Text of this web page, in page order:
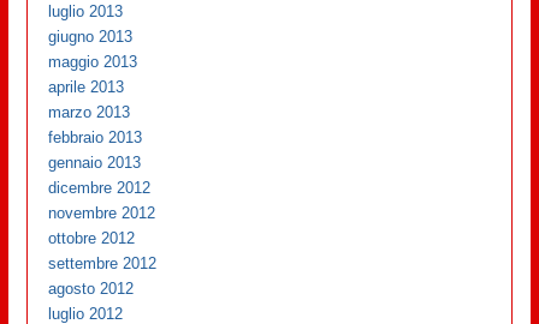
luglio 2013
giugno 2013
maggio 2013
aprile 2013
marzo 2013
febbraio 2013
gennaio 2013
dicembre 2012
novembre 2012
ottobre 2012
settembre 2012
agosto 2012
luglio 2012